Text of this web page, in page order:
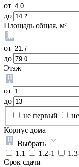
от
до
Площадь общая, м²
от
до
Этаж
от
до
не первый
Корпус дома
Выбрать
1.1
1.2-1
Срок сдачи